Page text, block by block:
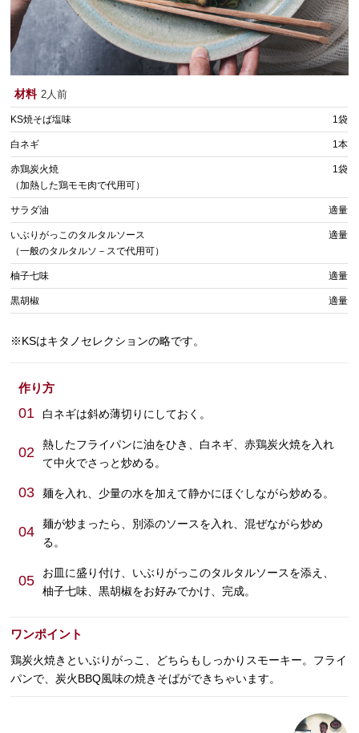
材料 2人前
KS焼そば塩味 1袋
白ネギ 1本
赤鶏炭火焼
（加熱した鶏モモ肉で代用可）
1袋
サラダ油 適量
いぶりがっこのタルタルソース
（一般のタルタルソ－スで代用可）
適量
柚子七味 適量
黒胡椒 適量
※KSはキタノセレクションの略です。
作り方
01 白ネギは斜め薄切りにしておく。
02
熱したフライパンに油をひき、白ネギ、赤鶏炭火焼を入れ
て中火でさっと炒める。
03 麺を入れ、少量の水を加えて静かにほぐしながら炒める。
04
麺が炒まったら、別添のソースを入れ、混ぜながら炒め
る。
05
お皿に盛り付け、いぶりがっこのタルタルソースを添え、
柚子七味、黒胡椒をお好みでかけ、完成。
ワンポイント
鶏炭火焼きといぶりがっこ、どちらもしっかりスモーキー。フライ
パンで、炭火BBQ風味の焼きそばができちゃいます。